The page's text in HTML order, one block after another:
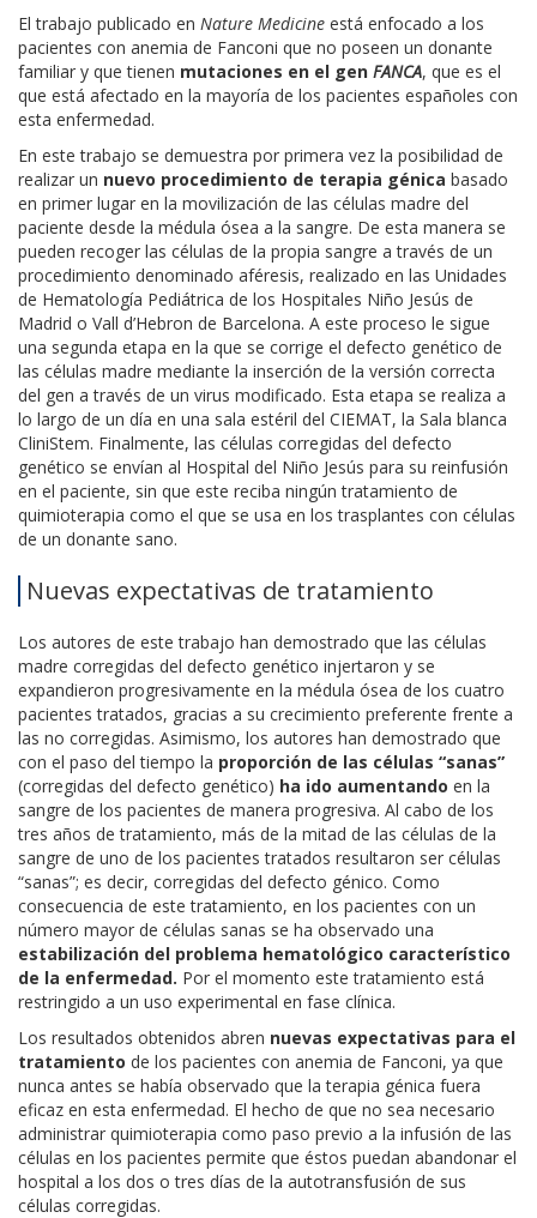
El trabajo publicado en Nature Medicine está enfocado a los
pacientes con anemia de Fanconi que no poseen un donante
familiar y que tienen mutaciones en el gen FANCA, que es el
que está afectado en la mayoría de los pacientes españoles con
esta enfermedad.
En este trabajo se demuestra por primera vez la posibilidad de
realizar un nuevo procedimiento de terapia génica basado
en primer lugar en la movilización de las células madre del
paciente desde la médula ósea a la sangre. De esta manera se
pueden recoger las células de la propia sangre a través de un
procedimiento denominado aféresis, realizado en las Unidades
de Hematología Pediátrica de los Hospitales Niño Jesús de
Madrid o Vall d’Hebron de Barcelona. A este proceso le sigue
una segunda etapa en la que se corrige el defecto genético de
las células madre mediante la inserción de la versión correcta
del gen a través de un virus modificado. Esta etapa se realiza a
lo largo de un día en una sala estéril del CIEMAT, la Sala blanca
CliniStem. Finalmente, las células corregidas del defecto
genético se envían al Hospital del Niño Jesús para su reinfusión
en el paciente, sin que este reciba ningún tratamiento de
quimioterapia como el que se usa en los trasplantes con células
de un donante sano.
Nuevas expectativas de tratamiento
Los autores de este trabajo han demostrado que las células
madre corregidas del defecto genético injertaron y se
expandieron progresivamente en la médula ósea de los cuatro
pacientes tratados, gracias a su crecimiento preferente frente a
las no corregidas. Asimismo, los autores han demostrado que
con el paso del tiempo la proporción de las células “sanas”
(corregidas del defecto genético) ha ido aumentando en la
sangre de los pacientes de manera progresiva. Al cabo de los
tres años de tratamiento, más de la mitad de las células de la
sangre de uno de los pacientes tratados resultaron ser células
“sanas”; es decir, corregidas del defecto génico. Como
consecuencia de este tratamiento, en los pacientes con un
número mayor de células sanas se ha observado una
estabilización del problema hematológico característico
de la enfermedad. Por el momento este tratamiento está
restringido a un uso experimental en fase clínica.
Los resultados obtenidos abren nuevas expectativas para el
tratamiento de los pacientes con anemia de Fanconi, ya que
nunca antes se había observado que la terapia génica fuera
eficaz en esta enfermedad. El hecho de que no sea necesario
administrar quimioterapia como paso previo a la infusión de las
células en los pacientes permite que éstos puedan abandonar el
hospital a los dos o tres días de la autotransfusión de sus
células corregidas.